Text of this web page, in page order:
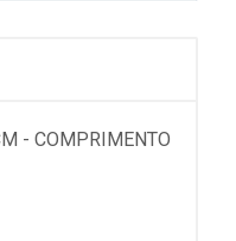
- COMPRIMENTO